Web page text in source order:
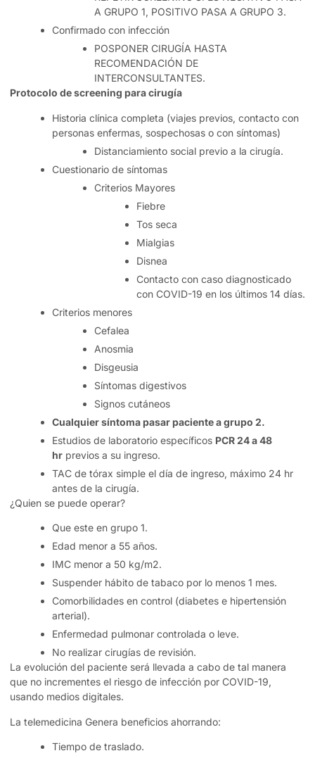
A GRUPO 1, POSITIVO PASA A GRUPO 3.
Confirmado con infección
POSPONER CIRUGÍA HASTA
RECOMENDACIÓN DE
INTERCONSULTANTES.
Protocolo de screening para cirugía
Historia clínica completa (viajes previos, contacto con
personas enfermas, sospechosas o con síntomas)
Distanciamiento social previo a la cirugía.
Cuestionario de síntomas
Criterios Mayores
Fiebre
Tos seca
Mialgias
Disnea
Contacto con caso diagnosticado
con COVID-19 en los últimos 14 días.
Criterios menores
Cefalea
Anosmia
Disgeusia
Síntomas digestivos
Signos cutáneos
Cualquier síntoma pasar paciente a grupo 2.
Estudios de laboratorio específicos PCR 24 a 48
hr previos a su ingreso.
TAC de tórax simple el día de ingreso, máximo 24 hr
antes de la cirugía.
¿Quien se puede operar?
Que este en grupo 1.
Edad menor a 55 años.
IMC menor a 50 kg/m2.
Suspender hábito de tabaco por lo menos 1 mes.
Comorbilidades en control (diabetes e hipertensión
arterial).
Enfermedad pulmonar controlada o leve.
No realizar cirugías de revisión.
La evolución del paciente será llevada a cabo de tal manera
que no incrementes el riesgo de infección por COVID-19,
usando medios digitales.
La telemedicina Genera beneficios ahorrando:
Tiempo de traslado.